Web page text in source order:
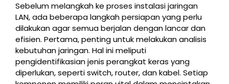
Sebelum melangkah ke proses instalasi jaringan
LAN, ada beberapa langkah persiapan yang perlu
dilakukan agar semua berjalan dengan lancar dan
efisien. Pertama, penting untuk melakukan analisis
kebutuhan jaringan. Hal ini meliputi
pengidentifikasian jenis perangkat keras yang
diperlukan, seperti switch, router, dan kabel. Setiap